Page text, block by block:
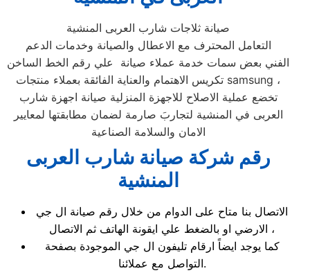
صيانة ثلاجات شارب العربى المنشية
التعامل المحترف مع الاعطال والصيانة وخدمات الدعم
الفني بعض سمات خدمة عملاء صيانة علي رقم الخط الساخن
تكريس الاهتمام والعناية الفائقة بعملاء منتجات samsung ،
تخضع عملية الاصلاح للاجهزة المنزلية صيانة اجهزة شارب
العربى في المنشية لتجاربَ صارمة لضمان مطابقتها لمعايير
الامان والسلامة الصناعية
رقم شركة صيانة شارب العربى
المنشية
الاتصال بنا متاح على الدوام من خلال رقم صيانة ال جي
الارضي او بالضغط علي ايقونة الهاتف ثم الاتصال ،
كما يوجد ايضاً ارقام تليفون ال جي الموجودة بصفحة
التواصل مع عملائنا.